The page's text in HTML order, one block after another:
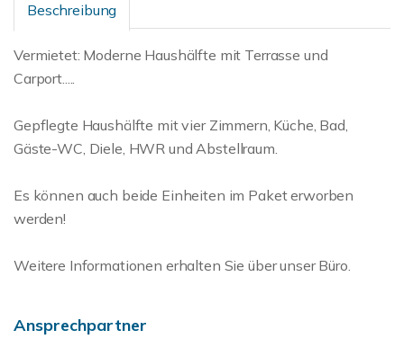
Beschreibung
Vermietet: Moderne Haushälfte mit Terrasse und
Carport.....
Gepflegte Haushälfte mit vier Zimmern, Küche, Bad,
Gäste-WC, Diele, HWR und Abstellraum.
Es können auch beide Einheiten im Paket erworben
werden!
Weitere Informationen erhalten Sie über unser Büro.
Ansprechpartner